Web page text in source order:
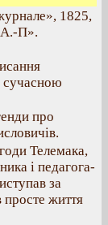
1825,
А.-П».
сучасною
про
Телемака,
і педагога-
за
життя